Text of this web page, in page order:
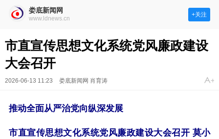
娄底新闻网
www.ldnews.cn
+关注
市直宣传思想文化系统党风廉政建设
大会召开
2026-06-13 11:23 娄底新闻网 肖育涛
推动全面从严治党向纵深发展
市直宣传思想文化系统党风廉政建设大会召开 莫小